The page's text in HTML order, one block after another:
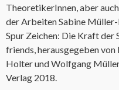
TheoretikerInnen, aber
der Arbeiten Sabine
Spur Zeichen: Die Kraft der
friends, herausgegeben
Holter und Wolfgang
Verlag 2018.